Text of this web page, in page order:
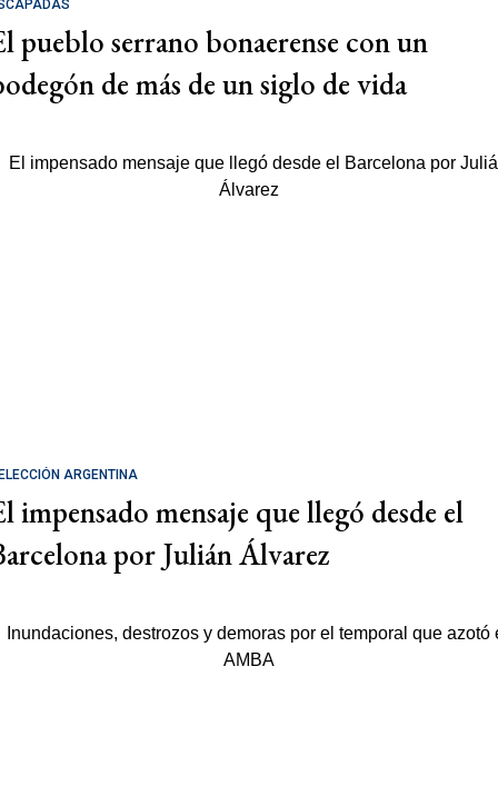
pueblo serrano bonaerense con un
de más de un siglo de vida
ARGENTINA
impensado mensaje que llegó desde el
por Julián Álvarez